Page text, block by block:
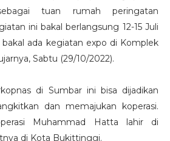
tuan rumah peringatan
ini bakal berlangsung 12-15 Juli
bakal ada kegiatan expo di Komplek
Sabtu (29/10/2022).
di Sumbar ini bisa dijadikan
dan memajukan koperasi.
Muhammad Hatta lahir di
di Kota Bukittinggi.